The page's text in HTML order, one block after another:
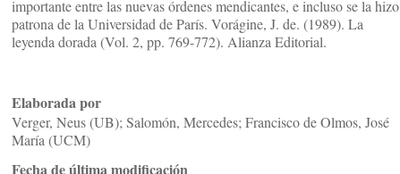
importante entre las nuevas órdenes mendicantes, e incluso se la hizo
patrona de la Universidad de París. Vorágine, J. de. (1989). La
leyenda dorada (Vol. 2, pp. 769-772). Alianza Editorial.
Elaborada por
Verger, Neus (UB); Salomón, Mercedes; Francisco de Olmos, José
María (UCM)
Fecha de última modificación